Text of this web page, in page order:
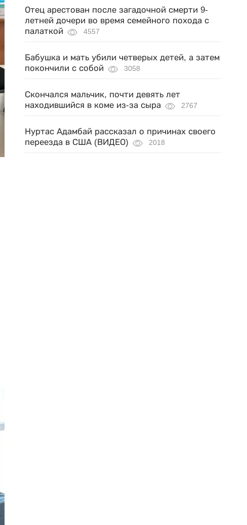
Отец арестован после загадочной смерти 9-
летней дочери во время семейного похода с
палаткой
4557
Бабушка и мать убили четверых детей, а затем
покончили с собой
3058
Скончался мальчик, почти девять лет
находившийся в коме из-за сыра
2767
Нуртас Адамбай рассказал о причинах своего
переезда в США (ВИДЕО)
2018